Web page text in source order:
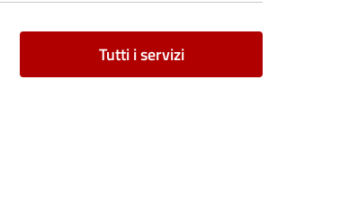
Tutti i servizi